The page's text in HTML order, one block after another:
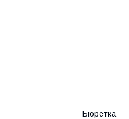
Бюретка